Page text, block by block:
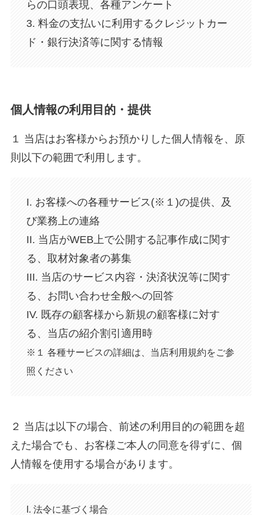
らの口頭表現、各種アンケート
3. 料金の支払いに利用するクレジットカー
ド・銀行決済等に関する情報
個人情報の利用目的・提供
１ 当店はお客様からお預かりした個人情報を、原
則以下の範囲で利用します。
I. お客様への各種サービス(※１)の提供、及
び業務上の連絡
II. 当店がWEB上で公開する記事作成に関す
る、取材対象者の募集
III. 当店のサービス内容・決済状況等に関す
る、お問い合わせ全般への回答
IV. 既存の顧客様から新規の顧客様に対す
る、当店の紹介割引適用時
※１ 各種サービスの詳細は、当店利用規約をご参
照ください
２ 当店は以下の場合、前述の利用目的の範囲を超
えた場合でも、お客様ご本人の同意を得ずに、個
人情報を使用する場合があります。
I. 法令に基づく場合